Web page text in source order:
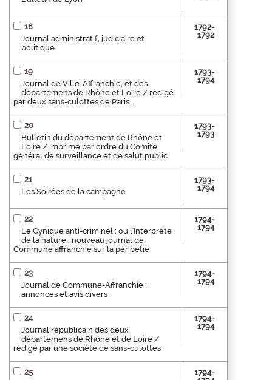
18
Journal administratif, judiciaire et
politique
1792-
1792
19
Journal de Ville-Affranchie, et des
départemens de Rhône et Loire / rédigé
par deux sans-culottes de Paris ...
1793-
1794
20
Bulletin du département de Rhône et
Loire / imprimé par ordre du Comité
général de surveillance et de salut public
1793-
1793
21
Les Soirées de la campagne
1793-
1794
22
Le Cynique anti-criminel : ou l'Interprète
de la nature : nouveau journal de
Commune affranchie sur la péripétie
1794-
1794
23
Journal de Commune-Affranchie :
annonces et avis divers
1794-
1794
24
Journal républicain des deux
départemens de Rhône et de Loire /
rédigé par une société de sans-culottes
1794-
1794
25
1794-